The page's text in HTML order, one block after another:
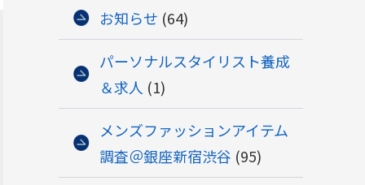
お知らせ (64)
パーソナルスタイリスト養成
＆求人 (1)
メンズファッションアイテム
調査＠銀座新宿渋谷 (95)